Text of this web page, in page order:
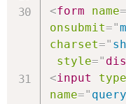
<form name=
onsubmit="
charset="
style="
<input type
name=" query